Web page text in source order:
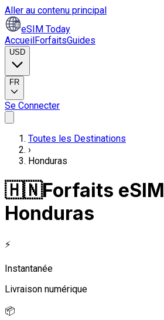
Aller au contenu principal
eSIM Today
AccueilForfaitsGuides
USD
FR
Se Connecter
Toutes les Destinations
›
Honduras
🇭🇳Forfaits eSIM
Honduras
⚡
Instantanée
Livraison numérique
📦